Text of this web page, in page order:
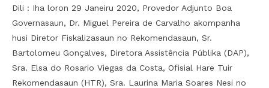
Dili : Iha loron 29 Janeiru 2020, Provedor Adjunto Boa
Governasaun, Dr. Miguel Pereira de Carvalho akompanha
husi Diretor Fiskalizasaun no Rekomendasaun, Sr.
Bartolomeu Gonçalves, Diretora Assistência Públika (DAP),
Sra. Elsa do Rosario Viegas da Costa, Ofisial Hare Tuir
Rekomendasaun (HTR), Sra. Laurina Maria Soares Nesi no